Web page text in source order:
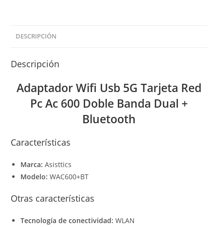
DESCRIPCIÓN
Descripción
Adaptador Wifi Usb 5G Tarjeta Red
Pc Ac 600 Doble Banda Dual +
Bluetooth
Características
Marca:Asisttics
Modelo:WAC600+BT
Otras características
Tecnología de conectividad: WLAN